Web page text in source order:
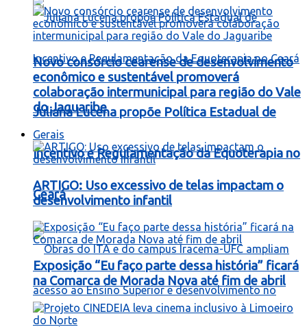
Juliana Lucena propõe Política Estadual de
Incentivo e Regulamentação da Equoterapia no
Ceará
Novo consórcio cearense de desenvolvimento
econômico e sustentável promoverá
colaboração intermunicipal para região do Vale
do Jaguaribe
Gerais
ARTIGO: Uso excessivo de telas impactam o
desenvolvimento infantil
Exposição “Eu faço parte dessa história” ficará
na Comarca de Morada Nova até fim de abril